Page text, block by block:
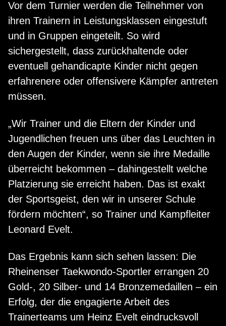
Vor dem Turnier werden die Teilnehmer von
ihren Trainern in Leistungsklassen eingestuft
und in Gruppen eingeteilt. So wird
sichergestellt, dass zurückhaltende oder
eventuell gehandicapte Kinder nicht gegen
erfahrenere oder offensivere Kämpfer antreten
müssen.
„Wir Trainer und die Eltern der Kinder und
Jugendlichen freuen uns über das Leuchten in
den Augen der Kinder, wenn sie ihre Medaille
überreicht bekommen – dahingestellt welche
Platzierung sie erreicht haben. Das ist exakt
der Sportsgeist, den wir in unserer Schule
fördern möchten“, so Trainer und Kampfleiter
Leonard Evelt.
Das Ergebnis kann sich sehen lassen: Die
Rheinenser Taekwondo-Sportler errangen 20
Gold-, 20 Silber- und 14 Bronzemedaillen – ein
Erfolg, der die engagierte Arbeit des
Trainerteams um Heinz Evelt eindrucksvoll